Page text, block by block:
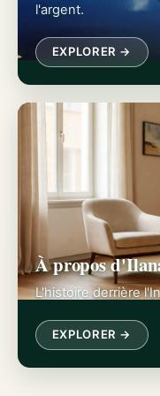
l'argent.
EXPLORER →
À propos
L'histoire derrière
EXPLORER →